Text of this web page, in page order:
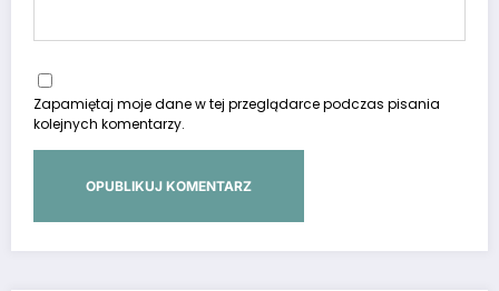
Zapamiętaj moje dane w tej przeglądarce podczas pisania
kolejnych komentarzy.